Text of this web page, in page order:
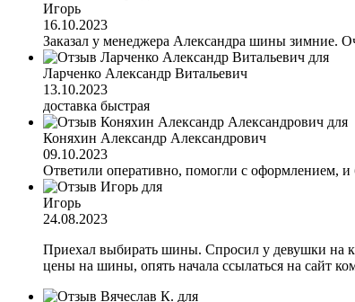
Игорь
16.10.2023
Заказал у менеджера Александра шины зимние.
Ларченко Александр Витальевич
13.10.2023
доставка быстрая
Коняхин Александр Александрович
09.10.2023
Ответили оперативно, помогли с оформлением, и
Игорь
24.08.2023
Приехал выбирать шины. Спросил у девушки на
цены на шины, опять начала ссылаться на сайт